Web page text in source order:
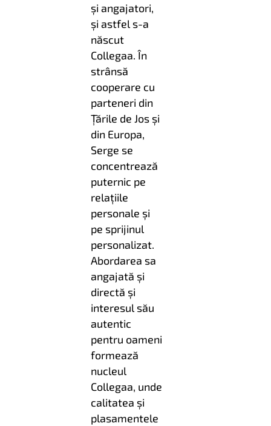
și angajatori,
și astfel s-a
născut
Collegaa. În
strânsă
cooperare cu
parteneri din
Țările de Jos și
din Europa,
Serge se
concentrează
puternic pe
relațiile
personale și
pe sprijinul
personalizat.
Abordarea sa
angajată și
directă și
interesul său
autentic
pentru oameni
formează
nucleul
Collegaa, unde
calitatea și
plasamentele